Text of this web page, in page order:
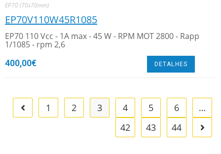
EP70 (70x70mm)
EP70V110W45R1085
EP70 110 Vcc - 1A max - 45 W - RPM MOT 2800 - Rapp
1/1085 - rpm 2,6
400,00€ DETALHES
1 2 3 4 5 6
…
42
43 44